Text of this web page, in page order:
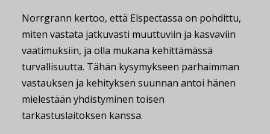
Norrgrann kertoo, että Elspectassa on pohdittu,
miten vastata jatkuvasti muuttuviin ja kasvaviin
vaatimuksiin, ja olla mukana kehittämässä
turvallisuutta. Tähän kysymykseen parhaimman
vastauksen ja kehityksen suunnan antoi hänen
mielestään yhdistyminen toisen
tarkastuslaitoksen kanssa.